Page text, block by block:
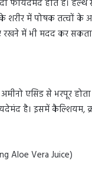
फायदेमंद होते हैं।
में पोषक तत्वों के
रखने में भी मदद कर
एसिड से भरपूर
है। इसमें कैल्शियम,
Aloe Vera Juice)